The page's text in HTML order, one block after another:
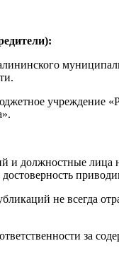
учреждение
и должностные лица
достоверность
не всегда
за